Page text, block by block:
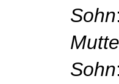
Sohn
Sohn